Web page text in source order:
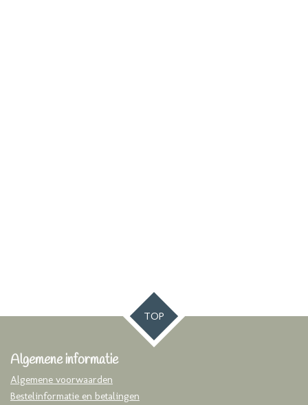
TOP
Algemene informatie
Algemene voorwaarden
Bestelinformatie en betalingen